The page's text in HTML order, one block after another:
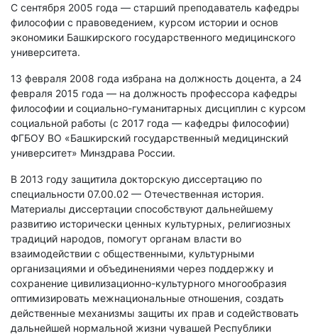
С сентября 2005 года — старший преподаватель кафедры
философии с правоведением, курсом истории и основ
экономики Башкирского государственного медицинского
университета.
13 февраля 2008 года избрана на должность доцента, а 24
февраля 2015 года — на должность профессора кафедры
философии и социально-гуманитарных дисциплин с курсом
социальной работы (с 2017 года — кафедры философии)
ФГБОУ ВО «Башкирский государственный медицинский
университет» Минздрава России.
В 2013 году защитила докторскую диссертацию по
специальности 07.00.02 — Отечественная история.
Материалы диссертации способствуют дальнейшему
развитию исторически ценных культурных, религиозных
традиций народов, помогут органам власти во
взаимодействии с общественными, культурными
организациями и объединениями через поддержку и
сохранение цивилизационно-культурного многообразия
оптимизировать межнациональные отношения, создать
действенные механизмы защиты их прав и содействовать
дальнейшей нормальной жизни чувашей Республики